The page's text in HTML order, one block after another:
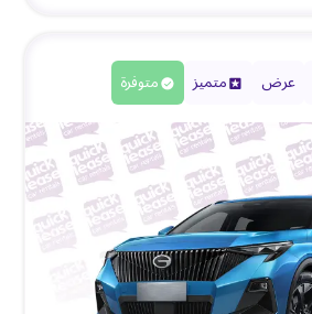
عرض متميز متوفرة